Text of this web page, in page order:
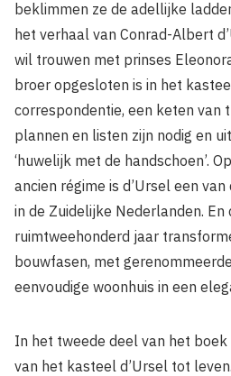
beklimmen ze de adellijke
het verhaal van Conrad-Albert
wil trouwen met prinses
broer opgesloten is in het
correspondentie, een keten van
plannen en listen zijn nodig en
‘huwelijk met de handschoen’.
ancien régime is d’Ursel een
in de Zuidelijke Nederlanden. En
ruimtweehonderd jaar
bouwfasen, met
eenvoudige woonhuis in een
In het tweede deel van het
van het kasteel d’Ursel tot